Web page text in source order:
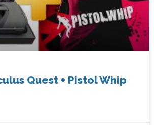
Quest + Pistol Whip